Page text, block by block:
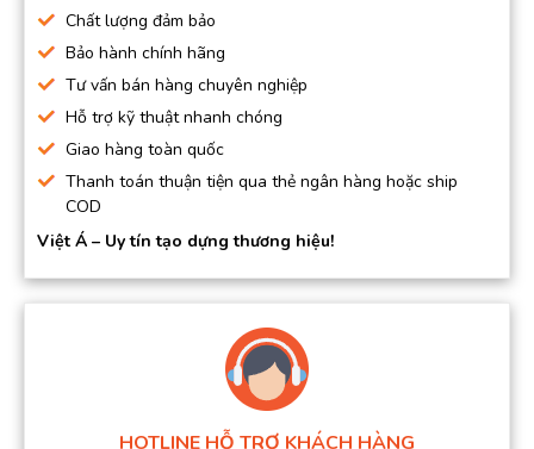
Chất lượng đảm bảo
Bảo hành chính hãng
Tư vấn bán hàng chuyên nghiệp
Hỗ trợ kỹ thuật nhanh chóng
Giao hàng toàn quốc
Thanh toán thuận tiện qua thẻ ngân hàng hoặc ship
COD
Việt Á – Uy tín tạo dựng thương hiệu!
HOTLINE HỖ TRỢ KHÁCH HÀNG